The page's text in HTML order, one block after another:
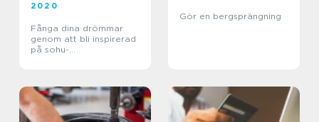
2020
Fånga dina drömmar
genom att bli inspirerad
på sohu-
Gör en bergsprängning